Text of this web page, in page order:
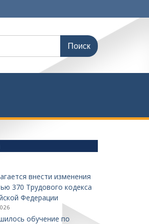
внести изменения
370 Трудового кодекса
Федерации
обучение по